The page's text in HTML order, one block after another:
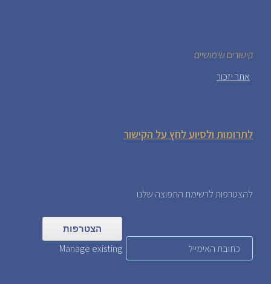
קישורים שימושיים
אתר יזכור
לתרומות ולסיוע לחץ על הקישור
להצטרפות לרשימת התפוצה שלנו
Manage existing